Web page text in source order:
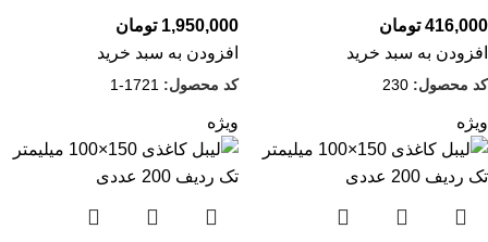
416,000 تومان
افزودن به سبد خرید
کد محصول: 230
1,950,000 تومان
افزودن به سبد خرید
کد محصول: 1721-1
ویژه ویژه